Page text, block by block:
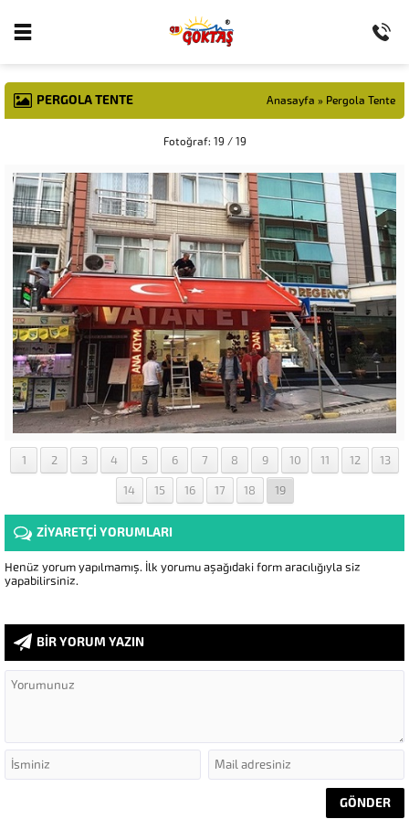
PERGOLA TENTE Anasayfa » Pergola Tente
Fotoğraf: 19 / 19
1 2 3 4 5 6 7 8 9 10 11 12 13
14 15 16 17 18 19
ZİYARETÇİ YORUMLARI
Henüz yorum yapılmamış. İlk yorumu aşağıdaki form aracılığıyla siz
yapabilirsiniz.
BİR YORUM YAZIN